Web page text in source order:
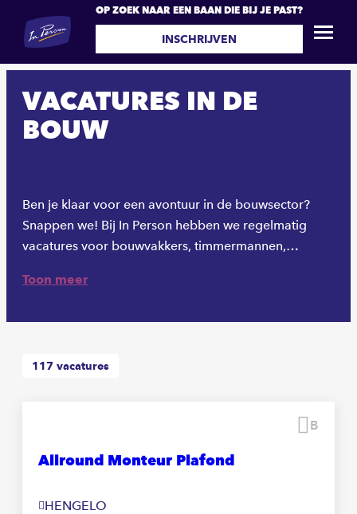
OP ZOEK NAAR EEN BAAN DIE BIJ JE PAST?
INSCHRIJVEN
VACATURES IN DE
BOUW
Ben je klaar voor een avontuur in de bouwsector?
Snappen we! Bij In Person hebben we regelmatig
vacatures voor bouwvakkers, timmermannen,
bouwbedrijven. Of je nu een ervaren professional
Toon meer
117 vacatures
Allround Monteur Plafond
HENGELO